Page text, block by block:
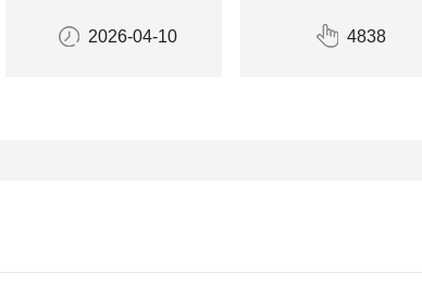
2026-04-10 4838